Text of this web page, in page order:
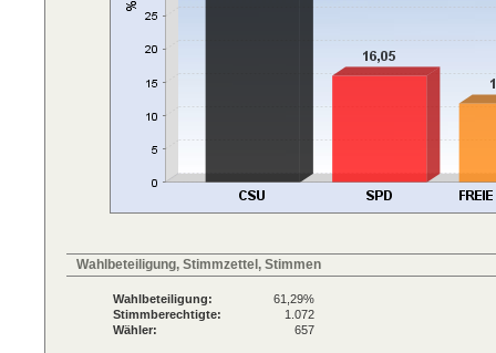
Wahlbeteiligung, Stimmzettel, Stimmen
Wahlbeteiligung:
61,29%
Stimmberechtigte:
1.072
Wähler:
657